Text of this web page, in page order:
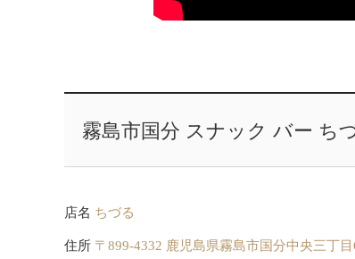
霧島市国分 スナック バー ち
店名 ちづる
住所 〒899-4332 鹿児島県霧島市国分中央三丁目